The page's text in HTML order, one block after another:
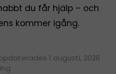
du får hjälp – och
kommer igång.
1 augusti, 2026